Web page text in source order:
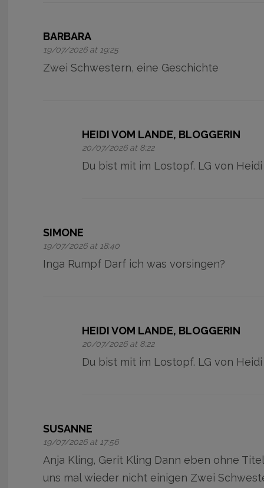
BARBARA
19/07/2026 at 19:25
Zwei Schwestern, eine Geschichte
HEIDI VOM LANDE, BLOGGERIN
20/07/2026 at 8:22
Du bist mit im Lostopf. LG von Heidi
SIMONE
19/07/2026 at 18:40
Inga Rumpf Darf ich was vorsingen?
HEIDI VOM LANDE, BLOGGERIN
20/07/2026 at 8:22
Du bist mit im Lostopf. LG von Heidi
SUSANNE
19/07/2026 at 17:56
Anja Kling, Gerit Kling Dann eben ohne
uns mal wieder nicht einigen Zwei